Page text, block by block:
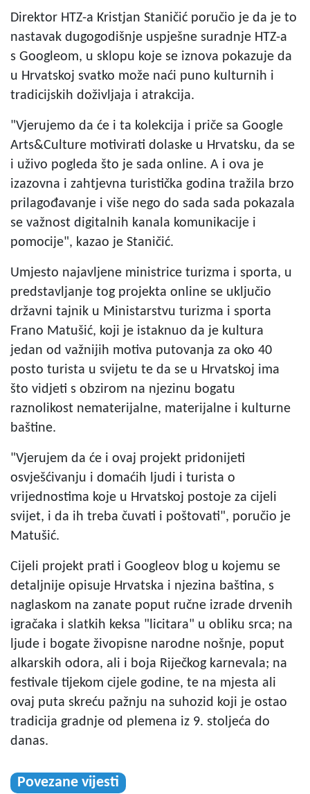
Direktor HTZ-a Kristjan Staničić poručio je da je to
nastavak dugogodišnje uspješne suradnje HTZ-a
s Googleom, u sklopu koje se iznova pokazuje da
u Hrvatskoj svatko može naći puno kulturnih i
tradicijskih doživljaja i atrakcija.
"Vjerujemo da će i ta kolekcija i priče sa Google
Arts&Culture motivirati dolaske u Hrvatsku, da se
i uživo pogleda što je sada online. A i ova je
izazovna i zahtjevna turistička godina tražila brzo
prilagođavanje i više nego do sada sada pokazala
se važnost digitalnih kanala komunikacije i
pomocije", kazao je Staničić.
Umjesto najavljene ministrice turizma i sporta, u
predstavljanje tog projekta online se uključio
državni tajnik u Ministarstvu turizma i sporta
Frano Matušić, koji je istaknuo da je kultura
jedan od važnijih motiva putovanja za oko 40
posto turista u svijetu te da se u Hrvatskoj ima
što vidjeti s obzirom na njezinu bogatu
raznolikost nematerijalne, materijalne i kulturne
baštine.
"Vjerujem da će i ovaj projekt pridonijeti
osvješćivanju i domaćih ljudi i turista o
vrijednostima koje u Hrvatskoj postoje za cijeli
svijet, i da ih treba čuvati i poštovati", poručio je
Matušić.
Cijeli projekt prati i Googleov blog u kojemu se
detaljnije opisuje Hrvatska i njezina baština, s
naglaskom na zanate poput ručne izrade drvenih
igračaka i slatkih keksa "licitara" u obliku srca; na
ljude i bogate živopisne narodne nošnje, poput
alkarskih odora, ali i boja Riječkog karnevala; na
festivale tijekom cijele godine, te na mjesta ali
ovaj puta skreću pažnju na suhozid koji je ostao
tradicija gradnje od plemena iz 9. stoljeća do
danas.
Povezane vijesti